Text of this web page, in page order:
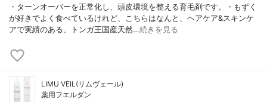
・ターンオーバーを正常化し、頭皮環境を整える育毛剤です。・もずく
が好きでよく食べているけれど、こちらはなんと、ヘアケア&スキンケ
アで実績のある、トンガ王国産天然…続きを見る
LIMU VEIL(リムヴェール)
薬用フエルダン